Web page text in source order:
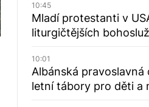
10:45
Mladí protestanti v
liturgičtějších
10:01
Albánská pravoslavná
letní tábory pro děti a